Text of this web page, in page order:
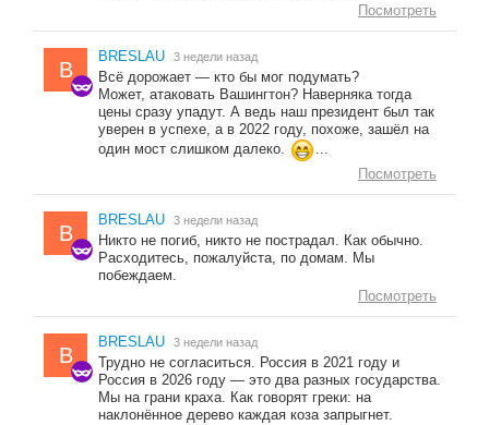
Посмотреть
B
BRESLAU 3 недели назад
Всё дорожает — кто бы мог подумать?
Может, атаковать Вашингтон? Наверняка тогда
цены сразу упадут. А ведь наш президент был так
уверен в успехе, а в 2022 году, похоже, зашёл на
один мост слишком далеко.
...
Посмотреть
B
BRESLAU 3 недели назад
Никто не погиб, никто не пострадал. Как обычно.
Расходитесь, пожалуйста, по домам. Мы
побеждаем.
Посмотреть
B
BRESLAU 3 недели назад
Трудно не согласиться. Россия в 2021 году и
Россия в 2026 году — это два разных государства.
Мы на грани краха. Как говорят греки: на
наклонённое дерево каждая коза запрыгнет.